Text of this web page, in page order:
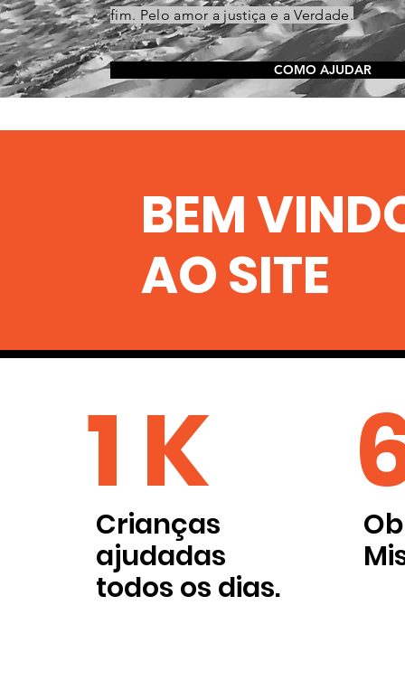
fim. Pelo amor a justiça e a Verdade.
COMO AJUDAR
BEM
AO SITE
1 K
Crianças
ajudadas
todos os dias.